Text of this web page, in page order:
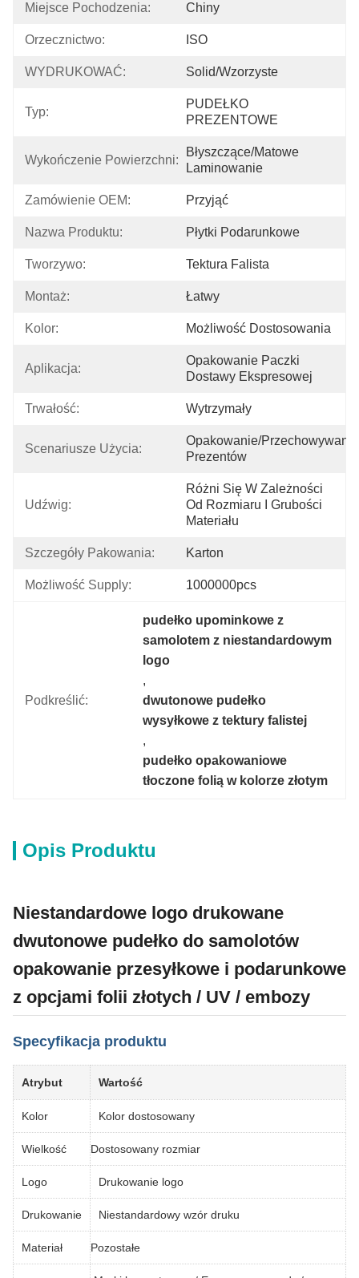
Miejsce Pochodzenia: Chiny
Orzecznictwo: ISO
WYDRUKOWAĆ: Solid/wzorzyste
Typ:
PUDEŁKO
PREZENTOWE
Wykończenie Powierzchni:
Błyszczące/matowe
Laminowanie
Zamówienie OEM: Przyjąć
Nazwa Produktu: Płytki Podarunkowe
Tworzywo: Tektura Falista
Montaż: Łatwy
Kolor: Możliwość Dostosowania
Aplikacja:
Opakowanie Paczki
Dostawy Ekspresowej
Trwałość: Wytrzymały
Scenariusze Użycia:
Opakowanie/przechowywanie
Prezentów
Udźwig:
Różni Się W Zależności
Od Rozmiaru I Grubości
Materiału
Szczegóły Pakowania: Karton
Możliwość Supply: 1000000pcs
Podkreślić:
pudełko upominkowe z
samolotem z niestandardowym
logo
,
dwutonowe pudełko
wysyłkowe z tektury falistej
,
pudełko opakowaniowe
tłoczone folią w kolorze złotym
Opis Produktu
Niestandardowe logo drukowane
dwutonowe pudełko do samolotów
opakowanie przesyłkowe i podarunkowe
z opcjami folii złotych / UV / embozy
Specyfikacja produktu
Atrybut Wartość
Kolor Kolor dostosowany
Wielkość Dostosowany rozmiar
Logo Drukowanie logo
Drukowanie Niestandardowy wzór druku
Materiał Pozostałe